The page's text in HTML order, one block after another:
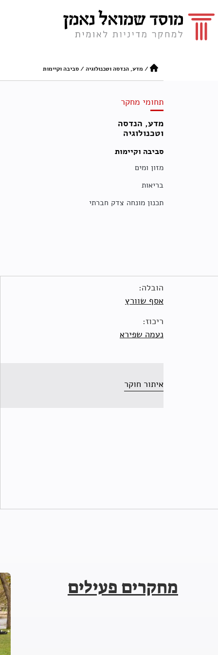
/ מדע, הנדסה וטכנולוגיה /סביבה וקיימות
תחומי מחקר
מדע, הנדסה
וטכנולוגיה
סביבה וקיימות
מזון ומים
בריאות
תכנון מונחה צדק חברתי
הובלה:
אסף שוורץ
ריכוז:
נעמה שפירא
איתור חוקר
מחקרים פעילים